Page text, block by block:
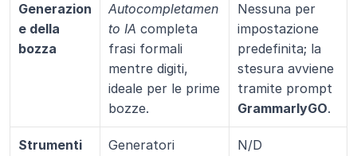
Generazion
e della
bozza
Autocompletamen
to IA completa
frasi formali
mentre digiti,
ideale per le prime
bozze.
Nessuna per
impostazione
predefinita; la
stesura avviene
GrammarlyGO.
Strumenti Generatori N/D